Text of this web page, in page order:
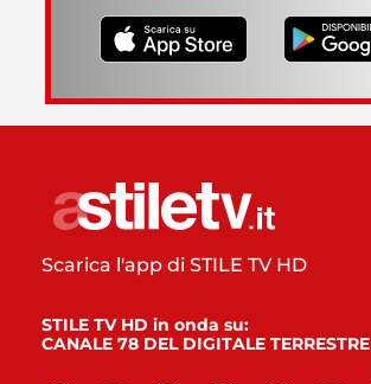
Scarica l'app di STILE TV HD
STILE TV HD in onda su:
CANALE 78 DEL DIGITALE TERRESTRE